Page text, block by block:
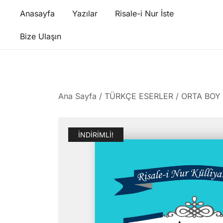
content
Anasayfa Yazılar Risale-i Nur İste
Bize Ulaşın
Ana Sayfa / TÜRKÇE ESERLER / ORTA
İNDIRIMLI!